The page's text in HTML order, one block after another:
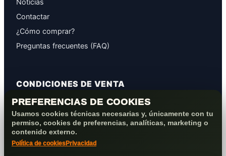
PREFERENCIAS DE COOKIES
Usamos cookies técnicas necesarias y, únicamente con tu
permiso, cookies de preferencias, analíticas, marketing o
contenido externo.
Política de cookies Privacidad
Contactar
¿Cómo comprar?
Preguntas frecuentes (FAQ)
CONDICIONES DE VENTA
GARANTÍAS
PROTECCIÓN DE DATOS
COOKIES+PRIVACIDAD
FORMAS DE PAGO